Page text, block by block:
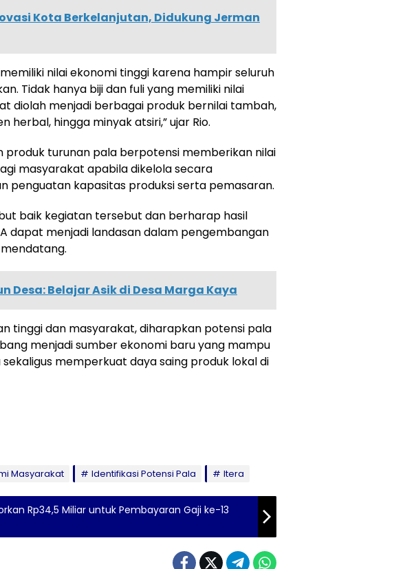
Kota Berkelanjutan, Didukung Jerman
nilai ekonomi tinggi karena hampir seluruh
Tidak hanya biji dan fuli yang memiliki nilai
diolah menjadi berbagai produk bernilai tambah,
herbal, hingga minyak atsiri,” ujar Rio.
turunan pala berpotensi memberikan nilai
masyarakat apabila dikelola secara
penguatan kapasitas produksi serta pemasaran.
baik kegiatan tersebut dan berharap hasil
dapat menjadi landasan dalam pengembangan
Desa: Belajar Asik di Desa Marga Kaya
tinggi dan masyarakat, diharapkan potensi pala
menjadi sumber ekonomi baru yang mampu
memperkuat daya saing produk lokal di
Masyarakat Identifikasi Potensi Pala Itera
Rp34,5 Miliar untuk Pembayaran Gaji ke-13